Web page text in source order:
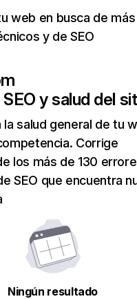
web en busca de
y de SEO
y salud del
la salud general de tu
Corrige
los más de 130
SEO que encuentra
Ningún resultado